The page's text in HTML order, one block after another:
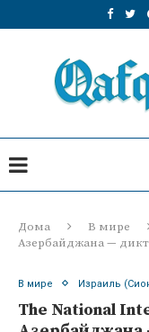
Дома В мире
Азербайджана —
В мире Израиль
The National